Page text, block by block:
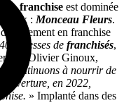
enfranchise est dominée
eux : Monceau Fleurs.
en franchise
adresses de franchisés,
Olivier Ginoux,
continuons à nourrir de
en 2022,
» Implanté dans des